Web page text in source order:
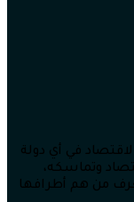
في أي دولة
وتماسكه،
من هم أطرافها